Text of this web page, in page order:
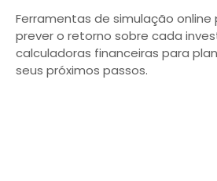
Ferramentas de simulação
prever o retorno sobre cada
calculadoras financeiras para
seus próximos passos.